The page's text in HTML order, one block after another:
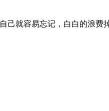
己就容易忘记，白白的浪费